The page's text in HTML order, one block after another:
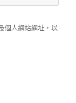
個人網站網址，以